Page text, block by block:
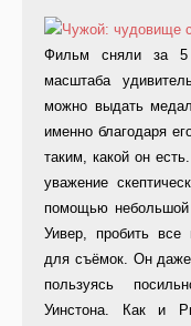
Фильм сняли за 5
масштаба
можно выдать
именно благодаря
таким, какой он
уважение
помощью небольшой
Уивер, пробить
для съёмок. Он
пользуясь
Уинстона. Как и